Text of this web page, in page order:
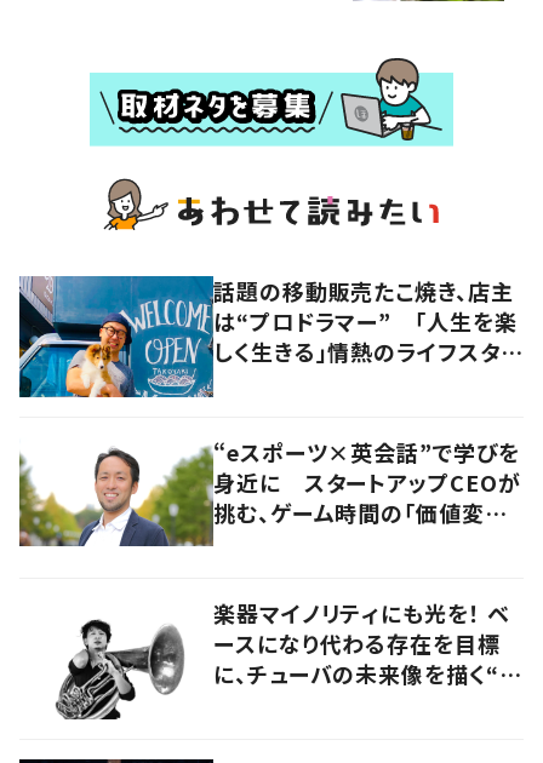
話題の移動販売たこ焼き、店主
は“プロドラマー” 「人生を楽
しく生きる」情熱のライフスタイ
“eスポーツ×英会話”で学びを
身近に スタートアップCEOが
挑む、ゲーム時間の「価値変容」
楽器マイノリティにも光を！ ベ
ースになり代わる存在を目標
に、チューバの未来像を描く“ブ